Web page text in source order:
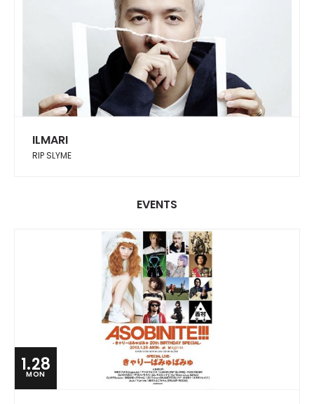
ILMARI
RIP SLYME
EVENTS
1.28
MON